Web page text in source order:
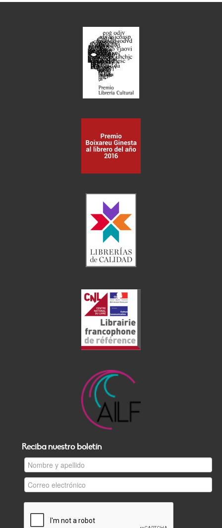
Reciba nuestro boletín